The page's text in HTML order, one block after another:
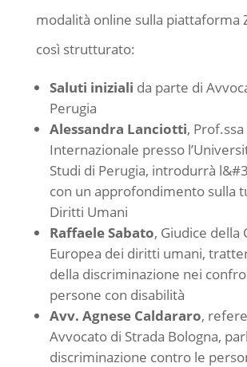
modalità online sulla piattaforma
così strutturato:
Saluti iniziali da parte di
Perugia
Alessandra Lanciotti,
Internazionale presso
Studi di Perugia, introdurrà
con un approfondimento sulla
Diritti Umani
Raffaele Sabato, Giudice della
Europea dei diritti umani,
della discriminazione nei
persone con disabilità
Avv. Agnese Caldararo,
Avvocato di Strada Bologna,
discriminazione contro le